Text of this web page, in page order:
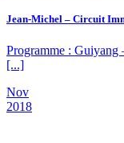
Jean-Michel – Circuit
Programme :
[...]
Nov
2018